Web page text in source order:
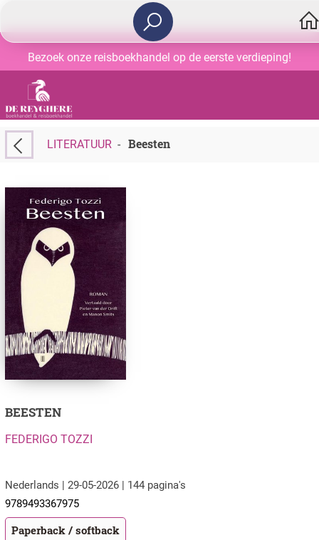
Bezoek onze reisboekhandel op de eerste verdieping!
LITERATUUR- Beesten
BEESTEN
FEDERIGO TOZZI
Nederlands | 29-05-2026 | 144 pagina's
9789493367975
Paperback / softback